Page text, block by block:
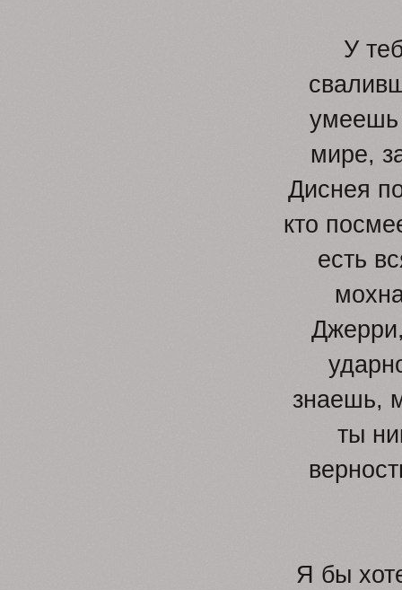
У
умеешь
мире,
Диснея
кто
есть
знаешь,
ты
Я бы